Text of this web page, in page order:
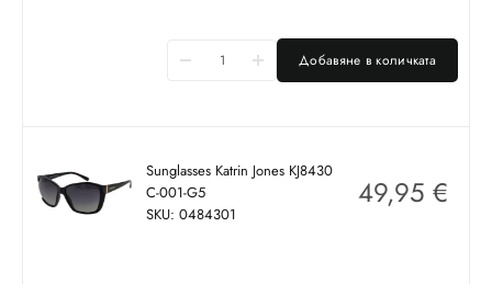
Добавяне в количката
Sunglasses Katrin Jones KJ8430
C-001-G5
SKU: 0484301
49,95 €